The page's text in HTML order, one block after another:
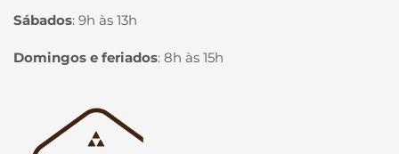
Sábados: 9h às 13h
Domingos e feriados: 8h às 15h
Página inicial